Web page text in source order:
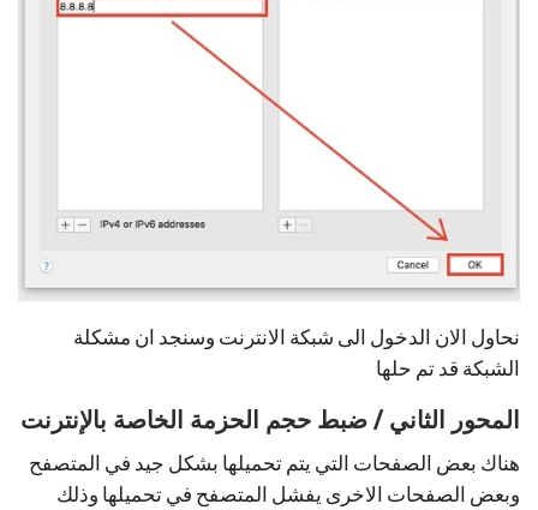
نحاول الان الدخول الى شبكة الانترنت وسنجد ان مشكلة
الشبكة قد تم حلها
المحور الثاني / ضبط حجم الحزمة الخاصة بالإنترنت
هناك بعض الصفحات التي يتم تحميلها بشكل جيد في المتصفح
وبعض الصفحات الاخرى يفشل المتصفح في تحميلها وذلك